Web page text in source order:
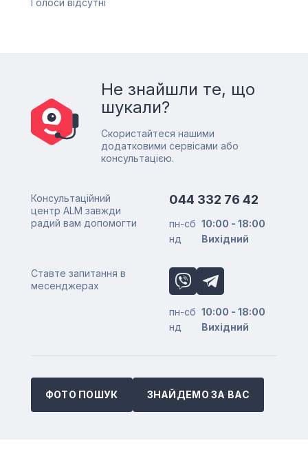
Голоси відсутні
Не знайшли те, що
шукали?
Скористайтеся нашими
додатковими сервісами або
консультацією.
Консультаційний
центр ALM завжди
радий вам допомогти
044 332 76 42
пн-сб 10:00 - 18:00
нд
Вихідний
Ставте запитання в
месенджерах
пн-сб 10:00 - 18:00
нд
Вихідний
ФОТО ПОШУК ЗНАЙДЕМО ЗА ВАС